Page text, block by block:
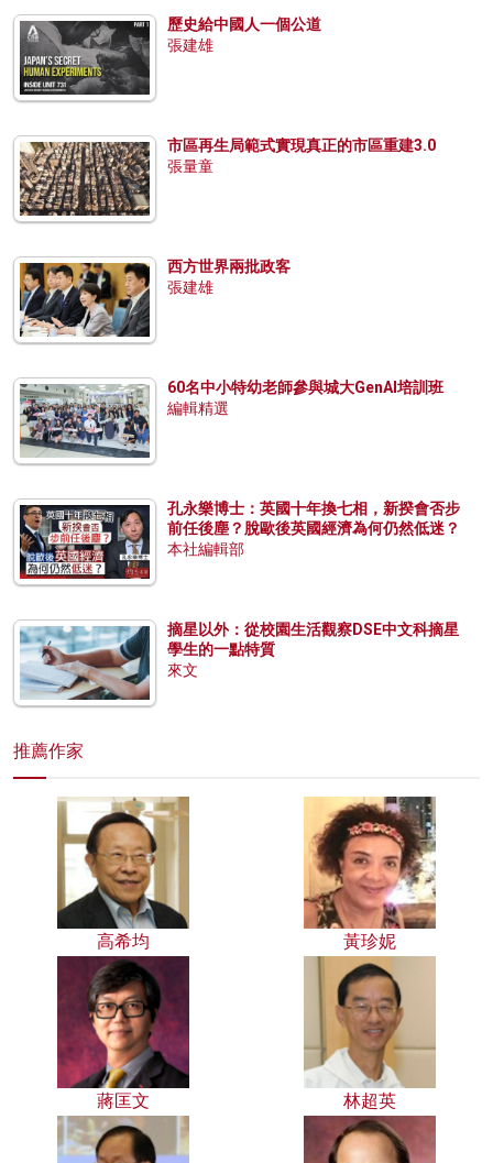
歷史給中國人一個公道
張建雄
市區再生局範式實現真正的市區重建3.0
張量童
西方世界兩批政客
張建雄
60名中小特幼老師參與城大GenAI培訓班
編輯精選
孔永樂博士：英國十年換七相，新揆會否步
前任後塵？脫歐後英國經濟為何仍然低迷？
本社編輯部
摘星以外：從校園生活觀察DSE中文科摘星
學生的一點特質
來文
推薦作家
高希均 黃珍妮
蔣匡文 林超英